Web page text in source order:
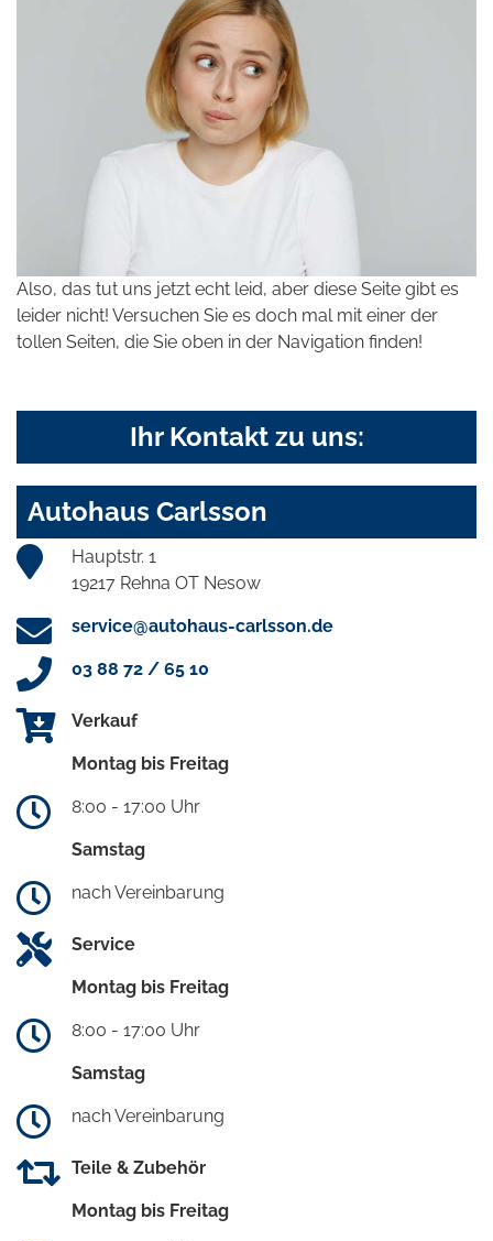
Also, das tut uns jetzt echt leid, aber diese Seite gibt es
leider nicht! Versuchen Sie es doch mal mit einer der
tollen Seiten, die Sie oben in der Navigation finden!
Ihr Kontakt zu uns:
Autohaus Carlsson
Hauptstr. 1
19217 Rehna OT Nesow
service@autohaus-carlsson.de
03 88 72 / 65 10
Verkauf
Montag bis Freitag
8:00 - 17:00 Uhr
Samstag
nach Vereinbarung
Service
Montag bis Freitag
8:00 - 17:00 Uhr
Samstag
nach Vereinbarung
Teile & Zubehör
Montag bis Freitag